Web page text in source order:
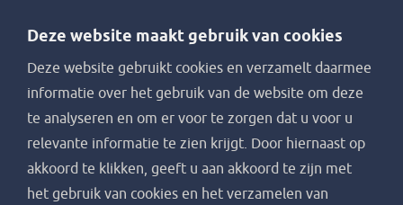
Deze website maakt gebruik van cookies
Deze website gebruikt cookies en verzamelt daarmee
informatie over het gebruik van de website om deze
te analyseren en om er voor te zorgen dat u voor u
relevante informatie te zien krijgt. Door hiernaast op
akkoord te klikken, geeft u aan akkoord te zijn met
het gebruik van cookies en het verzamelen van